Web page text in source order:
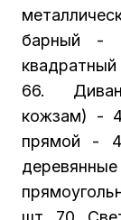
барный -
66. Диван
кожзам) -
прямой -